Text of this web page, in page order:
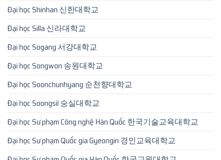
Đại học Shinhan 신한대학교
Đại học Silla 신라대학교
Đại học Sogang 서강대학교
Đại học Songwon 송원대학교
Đại học Soonchunhyang 순천향대학교
Đại học Soongsil 숭실대학교
Đại học Sư phạm Công nghệ Hàn Quốc 한국기술교육대학교
Đại học Sư phạm Quốc gia Gyeongin 경인교육대학교